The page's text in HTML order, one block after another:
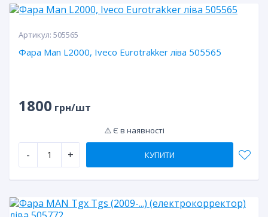
Артикул: 505565
Фара Man L2000, Iveco Eurotrakker ліва 505565
1800 грн/шт
⚠️ Є в наявності
- + КУПИТИ